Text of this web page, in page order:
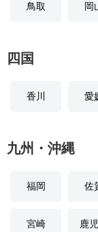
鳥取 岡
四国
香川 愛
九州・沖縄
福岡 佐
宮崎 鹿